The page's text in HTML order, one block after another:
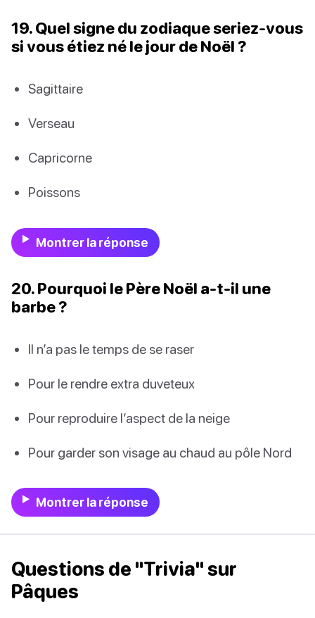
19. Quel signe du zodiaque seriez-vous
si vous étiez né le jour de Noël ?
Sagittaire
Verseau
Capricorne
Poissons
Montrer la réponse
20. Pourquoi le Père Noël a-t-il une
barbe ?
Il n’a pas le temps de se raser
Pour le rendre extra duveteux
Pour reproduire l’aspect de la neige
Pour garder son visage au chaud au pôle Nord
Montrer la réponse
Questions de "Trivia" sur
Pâques